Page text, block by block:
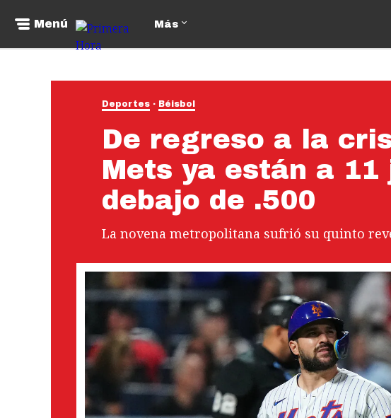
Menú Más
Deportes Béisbol
De regreso a la
Mets ya están a
debajo de .500
La novena metropolitana sufrió su quinto